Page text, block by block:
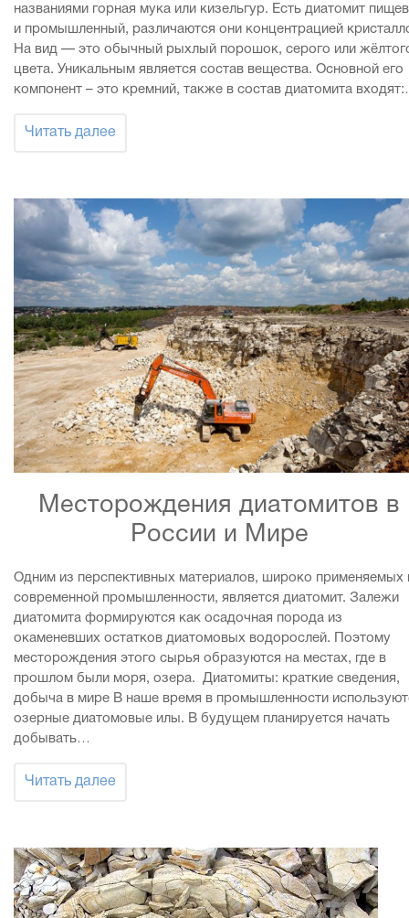
названиями горная мука или кизельгур. Есть диатомит
и промышленный, различаются они концентрацией
На вид — это обычный рыхлый порошок, серого или
цвета. Уникальным является состав вещества. Основной его
компонент – это кремний, также в состав диатомита
Читать далее
Месторождения диатомитов в
России и Мире
Одним из перспективных материалов, широко применяемых
современной промышленности, является диатомит. Залежи
диатомита формируются как осадочная порода из
окаменевших остатков диатомовых водорослей. Поэтому
месторождения этого сырья образуются на местах, где в
прошлом были моря, озера. Диатомиты: краткие сведения,
добыча в мире В наше время в промышленности
озерные диатомовые илы. В будущем планируется начать
добывать…
Читать далее